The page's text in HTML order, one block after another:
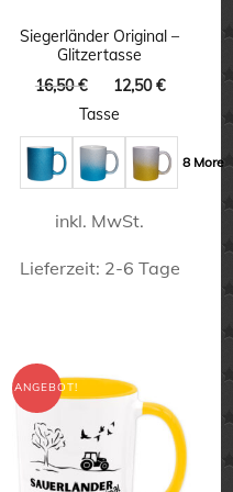
können
auf
der
Produktseite
gewählt
Siegerländer Original –
Glitzertasse
16,50€
Ursprünglicher
Preis
16,50 €
12,50€
12,50 €.
Tasse
8 More
inkl. MwSt.
Lieferzeit: 2-6 Tage
weist
mehrere
Varianten
auf.
ANGEBOT!